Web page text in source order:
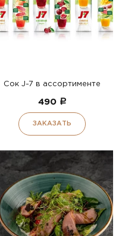
Сок J-7 в ассортименте
490 a
ЗАКАЗАТЬ